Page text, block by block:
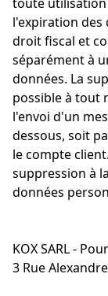
l'expiration des
droit fiscal et
séparément à
données. La
possible à tout
l'envoi d'un
dessous, soit
le compte
suppression à
données
KOX SARL -
3 Rue